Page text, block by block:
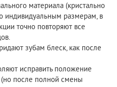
материала (кристально
индивидуальным размерам, в
точно повторяют все
зубам блеск, как после
исправить положение
после полной смены